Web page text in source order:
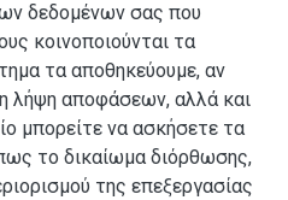
δεδομένων σας που
κοινοποιούνται τα
τα αποθηκεύουμε, αν
λήψη αποφάσεων, αλλά και
μπορείτε να ασκήσετε τα
το δικαίωμα διόρθωσης,
της επεξεργασίας